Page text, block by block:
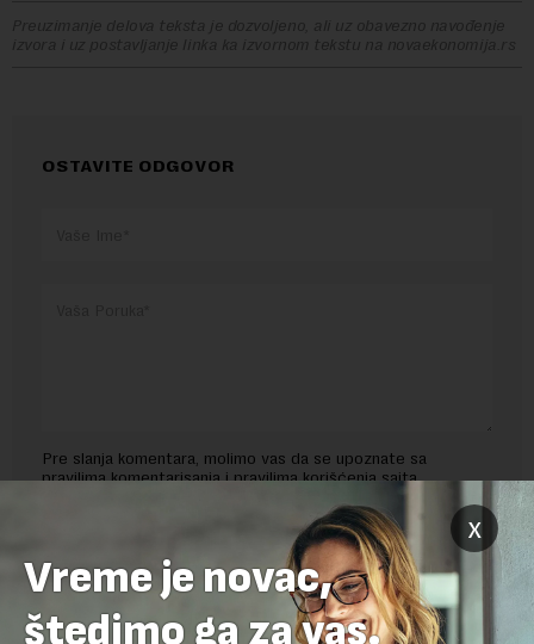
Preuzimanje delova teksta je dozvoljeno, ali uz obavezno navođenje
izvora i uz postavljanje linka ka izvornom tekstu na novaekonomija.rs
OSTAVITE ODGOVOR
Pre slanja komentara, molimo vas da se upoznate sa
pravilima komentarisanja i pravilima korišćenja sajta.
Sajt je zaštićen pomocu reCaptcha i Google.Google Politika
Google Uslovi Korišćenjasu primenjeni.
x
Vreme je novac,
štedimo ga za vas.